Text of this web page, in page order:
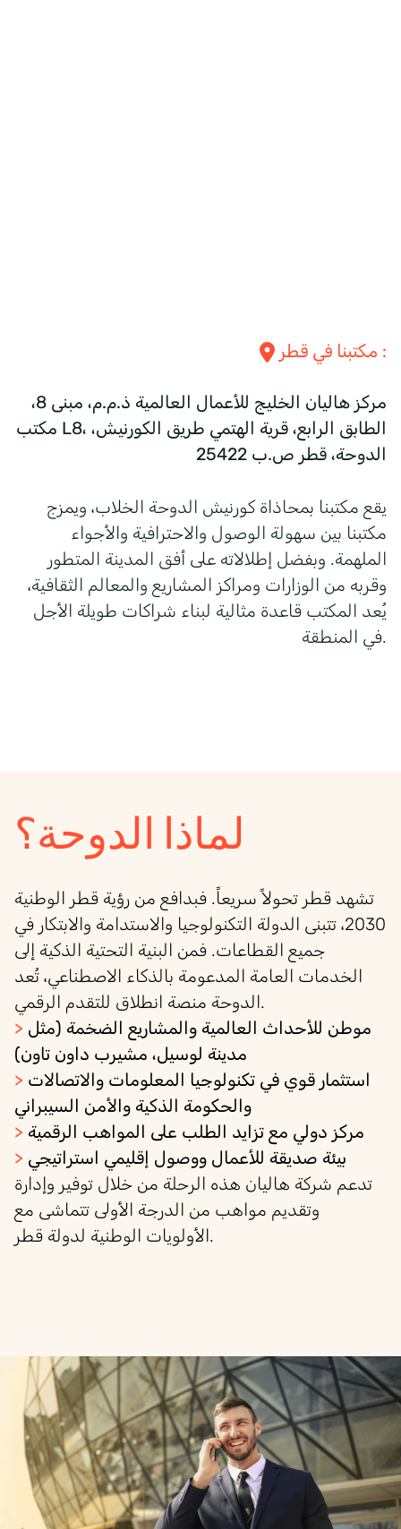
مكتبنا في :
مركز هاليان الخليج للأعمال العالمية ذ.م.م، مبنى 8،
مكتب L8، الطابق الرابع، قرية الهتمي طريق الكورنيش،
الدوحة، قطر ص.ب 25422
يقع مكتبنا بمحاذاة كورنيش الدوحة الخلاب، ويمزج
مكتبنا بين سهولة الوصول والاحترافية والأجواء
الملهمة. وبفضل إطلالاته على أفق المدينة المتطور
وقربه من الوزارات ومراكز المشاريع والمعالم الثقافية،
يُعد المكتب قاعدة مثالية لبناء شراكات طويلة الأجل
في المنطقة.
لماذا الدوحة؟
تشهد قطر تحولاً سريعاً. فبدافع من رؤية قطر الوطنية
2030، تتبنى الدولة التكنولوجيا والاستدامة والابتكار في
جميع القطاعات. فمن البنية التحتية الذكية إلى
الخدمات العامة المدعومة بالذكاء الاصطناعي، تُعد
الدوحة منصة انطلاق للتقدم الرقمي.
> موطن للأحداث العالمية والمشاريع الضخمة (مثل
مدينة لوسيل، مشيرب داون تاون)
>
والحكومة الذكية والأمن السيبراني
> مركز دولي مع تزايد الطلب على المواهب الرقمية
> بيئة صديقة للأعمال ووصول إقليمي استراتيجي
تدعم شركة هاليان هذه الرحلة من خلال توفير وإدارة
وتقديم مواهب من الدرجة الأولى تتماشى مع
الأولويات الوطنية لدولة قطر.